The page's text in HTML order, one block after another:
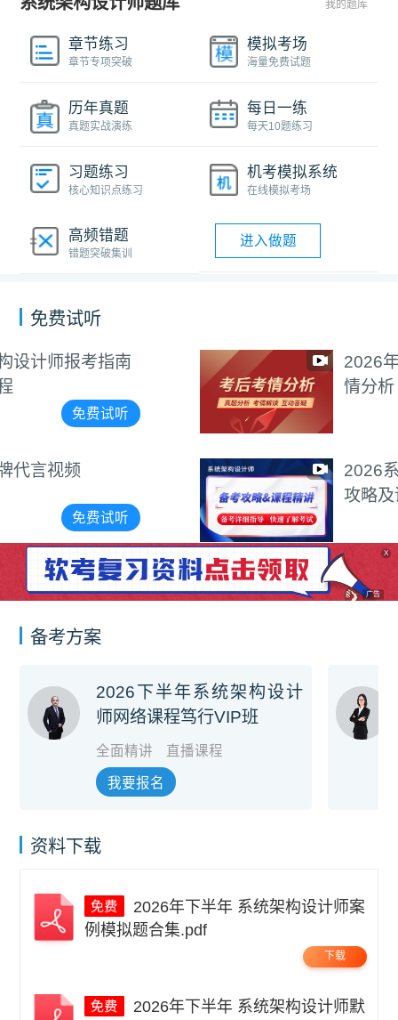
我的题库
章节练习
章节专项突破
模拟考场
海量免费试题
历年真题
真题实战演练
每日一练
每天10题练习
习题练习
核心知识点练习
机考模拟系统
在线模拟考场
高频错题
错题突破集训
进入做题
免费试听
2026年系统架构设计师考
情分析
免费试听
2026系统架构设计师备考
攻略及课程精讲
免费试听
X
广告
备考方案
2026下半年系统架构设计
师网络课程笃行VIP班
全面精讲 直播课程
我要报名
资料下载
例模拟题合集.pdf
下载